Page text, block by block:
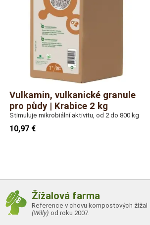
Vulkamin, vulkanické granule
pro půdy | Krabice 2 kg
Stimuluje mikrobiální aktivitu, od 2 do 800 kg
10,97 €
Žížalová farma
Reference v chovu kompostových žížal
(Willy) od roku 2007.